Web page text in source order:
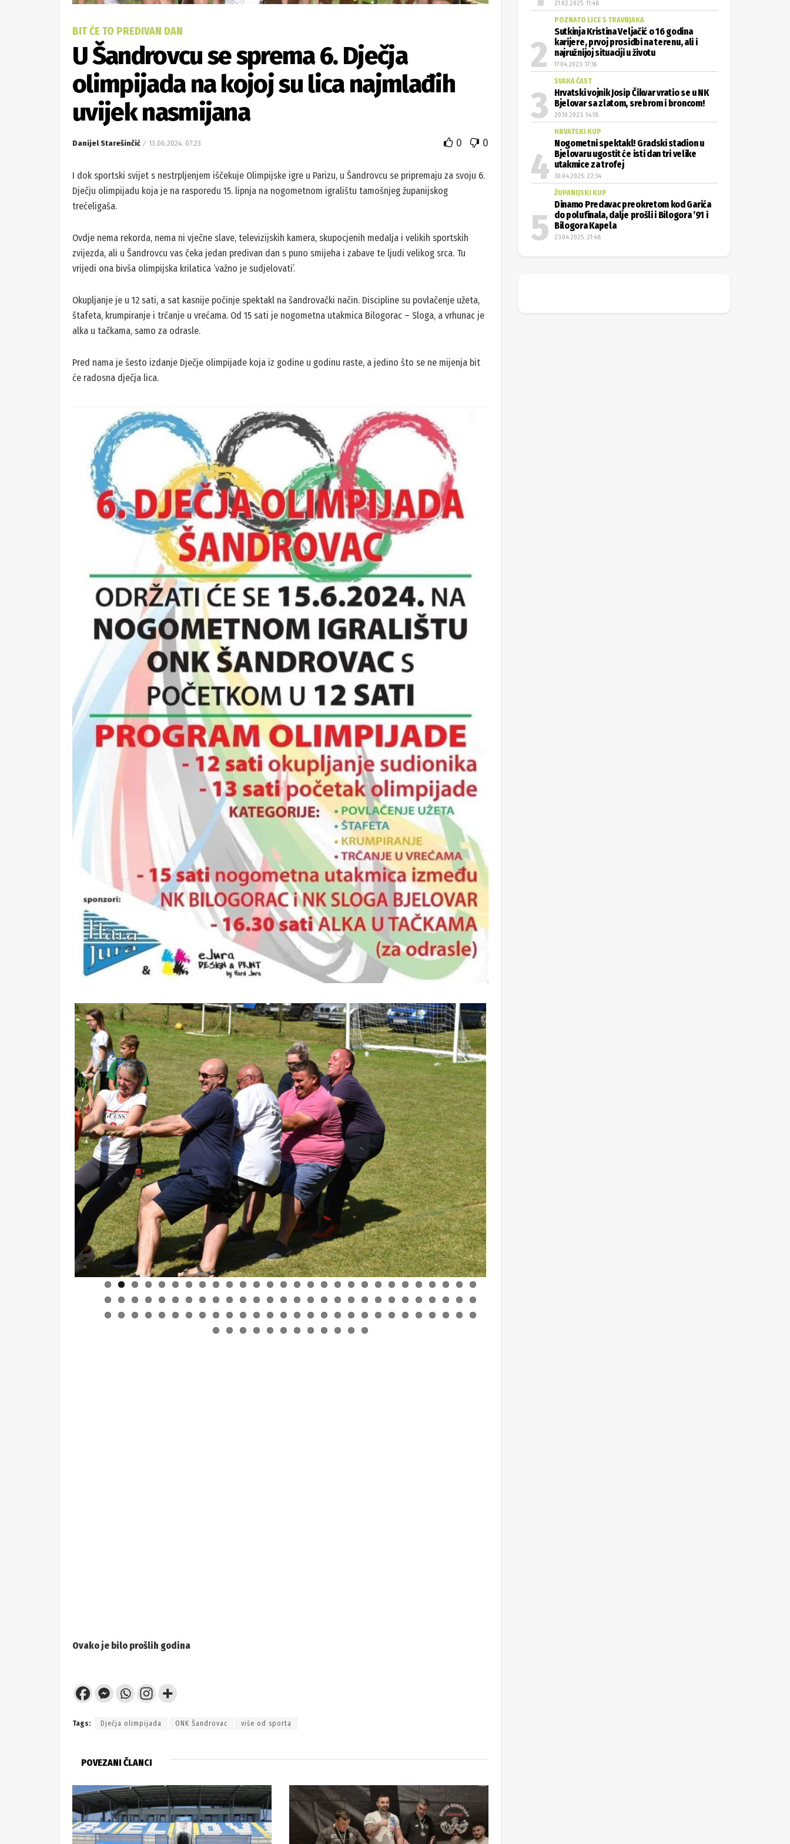
BIT ĆE TO PREDIVAN DAN
U Šandrovcu se sprema 6. Dječja
olimpijada na kojoj su lica najmlađih
uvijek nasmijana
Danijel Starešinčić 13.06.2024. 07:23 0 0
I dok sportski svijet s nestrpljenjem iščekuje Olimpijske igre u Parizu, u Šandrovcu se pripremaju za svoju 6.
Dječju olimpijadu koja je na rasporedu 15. lipnja na nogometnom igralištu tamošnjeg županijskog
trećeligaša.
Ovdje nema rekorda, nema ni vječne slave, televizijskih kamera, skupocjenih medalja i velikih sportskih
zvijezda, ali u Šandrovcu vas čeka jedan predivan dan s puno smijeha i zabave te ljudi velikog srca. Tu
vrijedi ona bivša olimpijska krilatica ‘važno je sudjelovati’.
Okupljanje je u 12 sati, a sat kasnije počinje spektakl na šandrovački način. Discipline su povlačenje užeta,
štafeta, krumpiranje i trčanje u vrećama. Od 15 sati je nogometna utakmica Bilogorac – Sloga, a vrhunac je
alka u tačkama, samo za odrasle.
Pred nama je šesto izdanje Dječje olimpijade koja iz godine u godinu raste, a jedino što se ne mijenja bit
će radosna dječja lica.
Ovako je bilo prošlih godina
Tags: Dječja olimpijada ONK Šandrovac više od sporta
POVEZANI ČLANCI
21.02.2025. 11:48
POZNATO LICE S TRAVNJAKA
Sutkinja Kristina Veljačić o 16 godina
karijere, prvoj prosidbi na terenu, ali i
najružnijoj situaciji u životu
17.04.2023. 17:36
SVAKA ČAST
Hrvatski vojnik Josip Čikvar vratio se u NK
Bjelovar sa zlatom, srebrom i broncom!
20.10.2023. 14:18
HRVATSKI KUP
Nogometni spektakl! Gradski stadion u
Bjelovaru ugostit će isti dan tri velike
utakmice za trofej
30.04.2025. 22:34
ŽUPANIJSKI KUP
Dinamo Predavac preokretom kod Garića
do polufinala, dalje prošli i Bilogora ’91 i
Bilogora Kapela
23.04.2025. 21:48